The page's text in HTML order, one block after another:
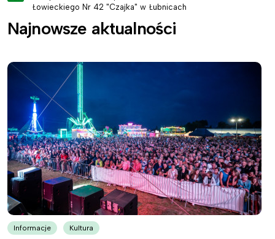
Łowieckiego Nr 42 "Czajka" w Łubnicach
Najnowsze aktualności
Informacje
Kultura